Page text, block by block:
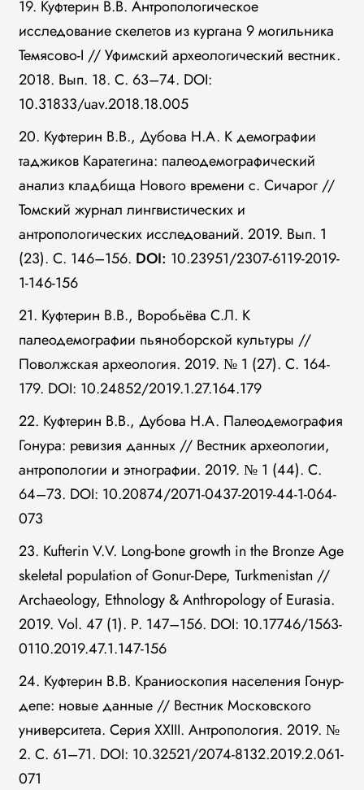
19. Куфтерин В.В. Антропологическое
исследование скелетов из кургана 9 могильника
Темясово-I // Уфимский археологический вестник.
2018. Вып. 18. С. 63–74. DOI:
10.31833/uav.2018.18.005
20. Куфтерин В.В., Дубова Н.А. К демографии
таджиков Каратегина: палеодемографический
анализ кладбища Нового времени с. Сичарог //
Томский журнал лингвистических и
антропологических исследований. 2019. Вып. 1
(23). С. 146–156. DOI: 10.23951/2307-6119-2019-
1-146-156
21. Куфтерин В.В., Воробьёва С.Л. К
палеодемографии пьяноборской культуры //
Поволжская археология. 2019. № 1 (27). С. 164-
179. DOI: 10.24852/2019.1.27.164.179
22. Куфтерин В.В., Дубова Н.А. Палеодемография
Гонура: ревизия данных // Вестник археологии,
антропологии и этнографии. 2019. № 1 (44). С.
64–73. DOI: 10.20874/2071-0437-2019-44-1-064-
073
23. Kufterin V.V. Long-bone growth in the Bronze Age
skeletal population of Gonur-Depe, Turkmenistan //
Archaeology, Ethnology & Anthropology of Eurasia.
2019. Vol. 47 (1). P. 147–156. DOI: 10.17746/1563-
0110.2019.47.1.147-156
24. Куфтерин В.В. Краниоскопия населения Гонур-
депе: новые данные // Вестник Московского
университета. Серия XXIII. Антропология. 2019. №
2. С. 61–71. DOI: 10.32521/2074-8132.2019.2.061-
071